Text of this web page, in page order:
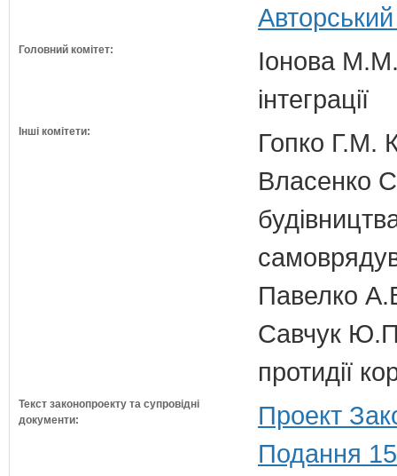
Головний комітет:
Іонова М.М.
інтеграції
Інші комітети:
Гопко Г.М.
Власенко
Павелко
Савчук Ю.П.
протидії
Текст законопроекту та супровідні
документи:
Проект
Подання